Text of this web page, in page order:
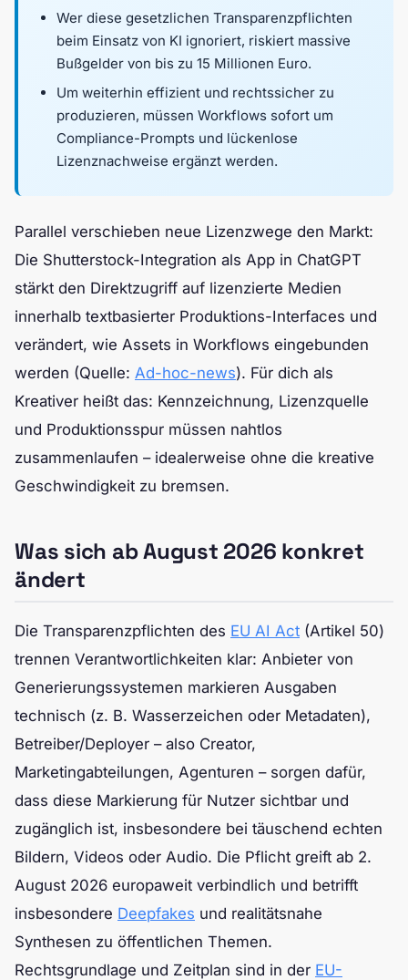
Wer diese gesetzlichen Transparenzpflichten
beim Einsatz von KI ignoriert, riskiert massive
Bußgelder von bis zu 15 Millionen Euro.
Um weiterhin effizient und rechtssicher zu
produzieren, müssen Workflows sofort um
Compliance-Prompts und lückenlose
Lizenznachweise ergänzt werden.
Parallel verschieben neue Lizenzwege den Markt:
Die Shutterstock-Integration als App in ChatGPT
stärkt den Direktzugriff auf lizenzierte Medien
innerhalb textbasierter Produktions-Interfaces und
verändert, wie Assets in Workflows eingebunden
werden (Quelle: Ad-hoc-news). Für dich als
Kreativer heißt das: Kennzeichnung, Lizenzquelle
und Produktionsspur müssen nahtlos
zusammenlaufen – idealerweise ohne die kreative
Geschwindigkeit zu bremsen.
Was sich ab August 2026 konkret
ändert
Die Transparenzpflichten des EU AI Act (Artikel 50)
trennen Verantwortlichkeiten klar: Anbieter von
Generierungssystemen markieren Ausgaben
technisch (z. B. Wasserzeichen oder Metadaten),
Betreiber/Deployer – also Creator,
Marketingabteilungen, Agenturen – sorgen dafür,
dass diese Markierung für Nutzer sichtbar und
zugänglich ist, insbesondere bei täuschend echten
Bildern, Videos oder Audio. Die Pflicht greift ab 2.
August 2026 europaweit verbindlich und betrifft
insbesondere Deepfakes und realitätsnahe
Synthesen zu öffentlichen Themen.
Rechtsgrundlage und Zeitplan sind in der EU-